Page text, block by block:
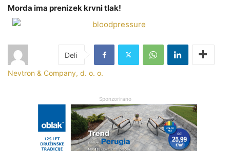
Morda ima prenizek krvni tlak!
Nevtron & Company, d. o. o.
Sponzorirano